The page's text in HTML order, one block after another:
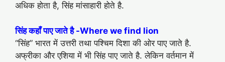
अधिक होता है, सिंह मांसाहारी होते है.
सिंह कहाँ पाए जाते है -Where we find lion
“सिंह” भारत में उत्तरी तथा पश्चिम दिशा की ओर पाए जाते है.
अफ्रीका और एशिया में भी सिंह पाए जाते है. लेकिन वर्तमान में